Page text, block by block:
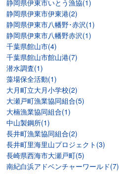
静岡県伊東市いとう漁協(1)
静岡県伊東市伊東港(2)
静岡県伊東市八幡野･赤沢(1)
静岡県伊東市八幡野赤沢(1)
千葉県館山市(4)
千葉県館山市館山港(7)
潜水調査(1)
藻場保全活動(1)
大月町立大月小学校(2)
大瀬戸町漁業協同組合(5)
大楠漁業協同組合(1)
中山製鋼所(1)
長井町漁業協同組合(2)
長井町里海里山プロジェクト(3)
長崎県西海市大瀬戸町(5)
南紀白浜アドベンチャーワールド(7)